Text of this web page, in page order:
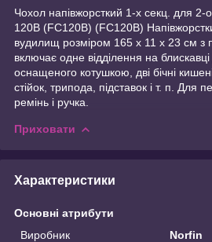
Чохол напівжорсткий 1-х секц. для 2-
120B (FC120B) (FC120B)
вудилищ розміром 165 x 11 x 23 см з
включає одне відділення на
оснащеного котушкою, дві бічні
стійок, трипода, підставок і т. п. Для
ремінь і ручка.
Приховати
Характеристики
Основні атрибути
Виробник
Norfin